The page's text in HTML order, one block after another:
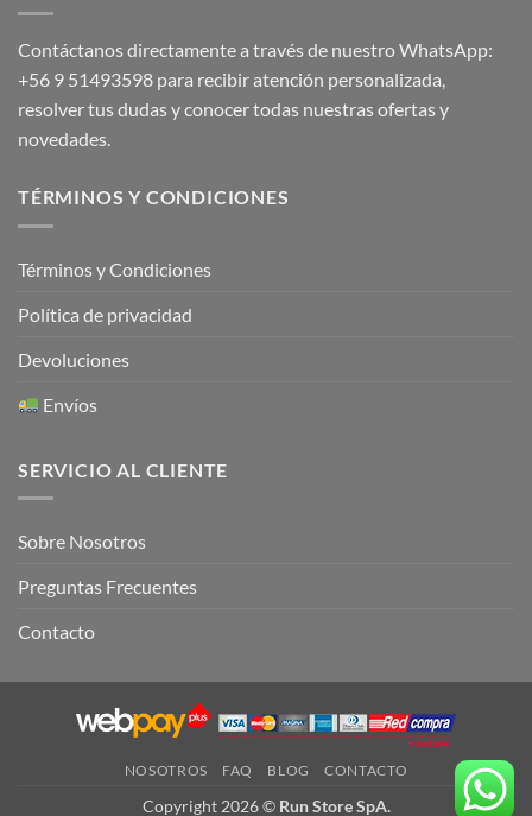
Contáctanos directamente a través de nuestro WhatsApp:
+56 9 51493598 para recibir atención personalizada,
resolver tus dudas y conocer todas nuestras ofertas y
novedades.
TÉRMINOS Y CONDICIONES
Términos y Condiciones
Política de privacidad
Devoluciones
Envíos
SERVICIO AL CLIENTE
Sobre Nosotros
Preguntas Frecuentes
Contacto
NOSOTROS FAQ BLOG CONTACTO
Copyright 2026 © Run Store SpA.